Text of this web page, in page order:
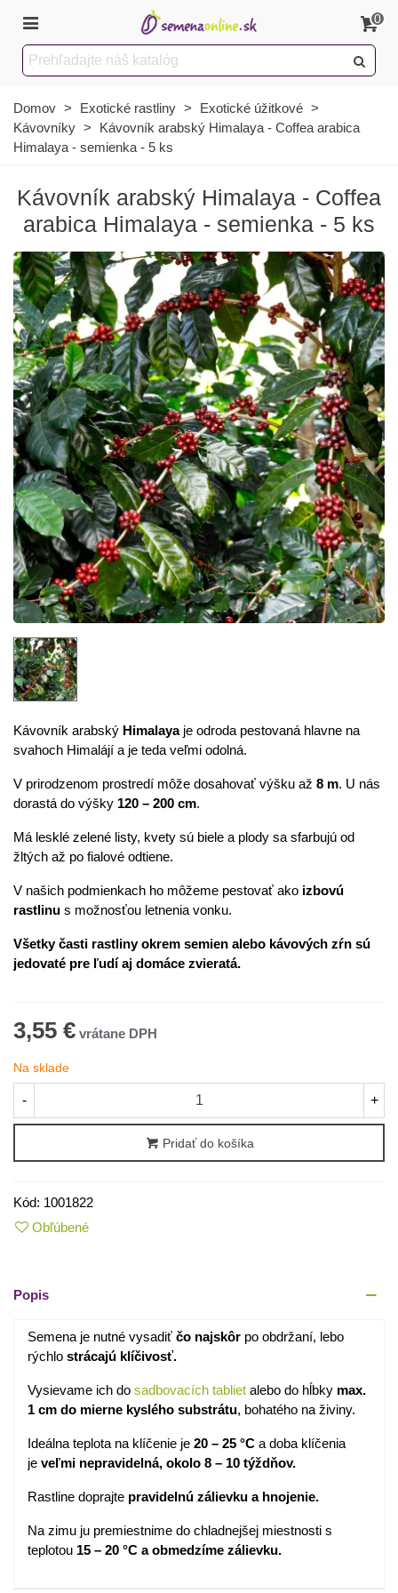
0
Domov > Exotické rastliny > Exotické úžitkové >
Kávovníky >
Kávovník arabský Himalaya - Coffea arabica
Himalaya - semienka - 5 ks
Kávovník arabský Himalaya - Coffea
arabica Himalaya - semienka - 5 ks
Kávovník arabský Himalayaje odroda pestovaná hlavne na
svahoch Himalájí a je teda veľmi odolná.
V prirodzenom prostredí môže dosahovať výšku až 8 m. U nás
dorastá do výšky 120 – 200 cm.
Má lesklé zelené listy, kvety sú biele a plody sa sfarbujú od
žltých až po fialové odtiene.
V našich podmienkach ho môžeme pestovať ako izbovú
rastlinu s možnosťou letnenia vonku.
Všetky časti rastliny okrem semien alebo kávových zŕn sú
jedovaté pre ľudí aj domáce zvieratá.
3,55 €
Na sklade
- +
Pridať do košíka
Kód: 1001822
Obľúbené
Popis
Semena je nutné vysadiť čo najskôr po obdržaní, lebo
rýchlo strácajú klíčivosť.
Vysievame ich do sadbovacích tabliet alebo do hĺbky max.
1 cm do mierne kyslého substrátu, bohatého na živiny.
Ideálna teplota na klíčenie je 20 – 25 °C a doba klíčenia
je veľmi nepravidelná, okolo 8 – 10 týždňov.
Rastline doprajte pravidelnú zálievku a hnojenie.
Na zimu ju premiestnime do chladnejšej miestnosti s
teplotou 15 – 20 °C a obmedzíme zálievku.